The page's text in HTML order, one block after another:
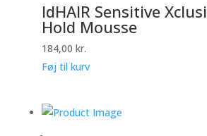
IdHAIR Sensitive
Hold Mousse
184,00 kr.
Føj til kurv